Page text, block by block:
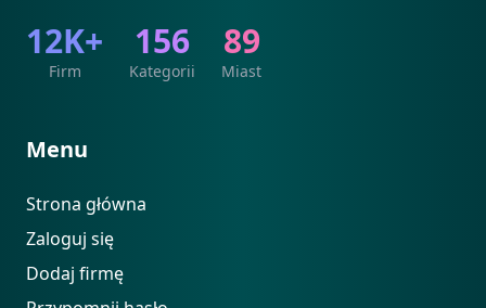
12K+
Firm
156
Kategorii
89
Miast
Menu
Strona główna
Zaloguj się
Dodaj firmę